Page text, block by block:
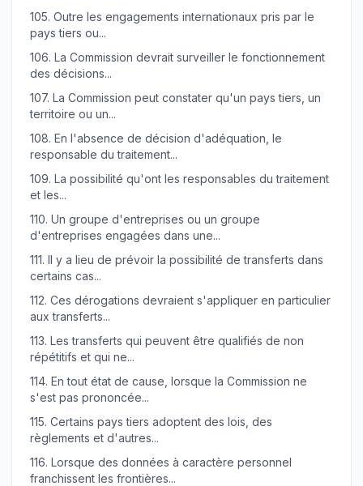
105. Outre les engagements internationaux pris par le
pays tiers ou...
106. La Commission devrait surveiller le fonctionnement
des décisions...
107. La Commission peut constater qu'un pays tiers, un
territoire ou un...
108. En l'absence de décision d'adéquation, le
responsable du traitement...
109. La possibilité qu'ont les responsables du traitement
et les...
110. Un groupe d'entreprises ou un groupe
d'entreprises engagées dans une...
111. Il y a lieu de prévoir la possibilité de transferts dans
certains cas...
112. Ces dérogations devraient s'appliquer en particulier
aux transferts...
113. Les transferts qui peuvent être qualifiés de non
répétitifs et qui ne...
114. En tout état de cause, lorsque la Commission ne
s'est pas prononcée...
115. Certains pays tiers adoptent des lois, des
règlements et d'autres...
116. Lorsque des données à caractère personnel
franchissent les frontières...